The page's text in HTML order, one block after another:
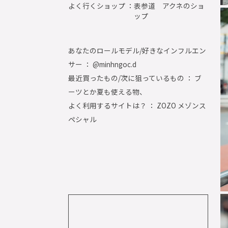
よく行くショップ ：表参道 アクネのショ
ップ
あなたのロールモデル/好きなインフルエン
サー ： @minhngoc.d
最近買ったもの/次に狙っているもの ： ブ
ーツとか夏も使える物、
よく利用するサイトは？ ： ZOZO メゾンス
ペシャル